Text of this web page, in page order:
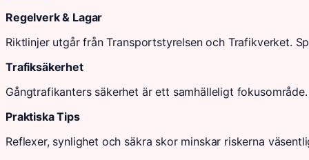
Regelverk & Lagar
Riktlinjer utgår från Transportstyrelsen och Trafikverket.
Trafiksäkerhet
Gångtrafikanters säkerhet är ett samhälleligt
Praktiska Tips
Reflexer, synlighet och säkra skor minskar riskerna